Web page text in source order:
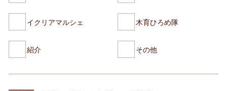
イクリアマルシェ 木育ひろめ隊
紹介 その他